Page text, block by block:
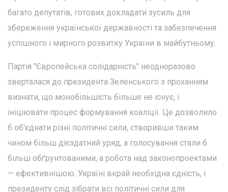
багато депутатів, готових докладати зусиль для
збереження української державності та забезпечення
успішного і мирного розвитку України в майбутньому.
Партія "Європейська солідарність" неодноразово
зверталася до президента Зеленського з проханням
визнати, що монобільшість більше не існує, і
ініціювати процес формування коаліції. Це дозволило
б об'єднати різні політичні сили, створивши таким
чином більш дієздатний уряд, а голосування стали б
більш обґрунтованими, а робота над законопроектами
— ефективнішою. Україні вкрай необхідна єдність, і
президенту слід зібрати всі політичні сили для